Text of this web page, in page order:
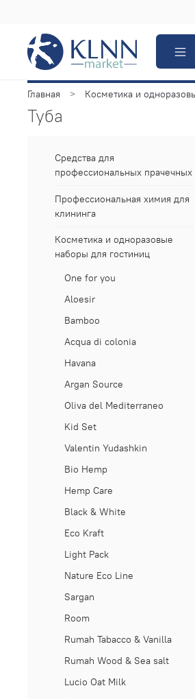
Главная Косметика и
Туба
Средства для
профессиональных прачечных
Профессиональная химия для
клининга
Косметика и одноразовые
наборы для гостиниц
One for you
Aloesir
Bamboo
Acqua di colonia
Havana
Argan Source
Oliva del Mediterraneo
Kid Set
Valentin Yudashkin
Bio Hemp
Hemp Care
Black & White
Eco Kraft
Light Pack
Nature Eco Line
Sargan
Room
Rumah Tabacco & Vanilla
Rumah Wood & Sea salt
Lucio Oat Milk